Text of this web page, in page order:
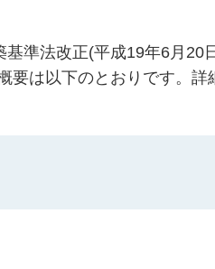
準法改正(平成19年6月
要は以下のとおりです。詳